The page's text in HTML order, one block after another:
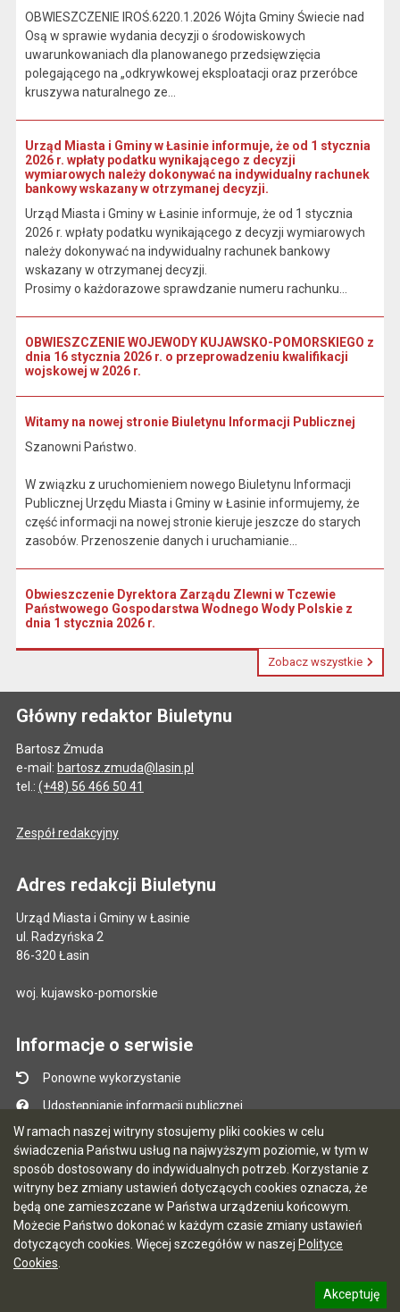
W ramach naszej witryny stosujemy pliki cookies w celu
świadczenia Państwu usług na najwyższym poziomie, w tym w
sposób dostosowany do indywidualnych potrzeb. Korzystanie z
witryny bez zmiany ustawień dotyczących cookies oznacza, że
będą one zamieszczane w Państwa urządzeniu końcowym.
Możecie Państwo dokonać w każdym czasie zmiany ustawień
dotyczących cookies. Więcej szczegółów w naszej Polityce
Cookies
Akceptuję
OBWIESZCZENIE IROŚ.6220.1.2026 Wójta Gminy Świecie nad
Osą w sprawie wydania decyzji o środowiskowych
uwarunkowaniach dla planowanego przedsięwzięcia
polegającego na „odkrywkowej eksploatacji oraz przeróbce
kruszywa naturalnego ze...
Urząd Miasta i Gminy w Łasinie informuje, że od 1 stycznia
2026 r. wpłaty podatku wynikającego z decyzji
wymiarowych należy dokonywać na indywidualny rachunek
bankowy wskazany w otrzymanej decyzji.
Urząd Miasta i Gminy w Łasinie informuje, że od 1 stycznia
2026 r. wpłaty podatku wynikającego z decyzji wymiarowych
należy dokonywać na indywidualny rachunek bankowy
wskazany w otrzymanej decyzji.
Prosimy o każdorazowe sprawdzanie numeru rachunku...
OBWIESZCZENIE WOJEWODY KUJAWSKO-POMORSKIEGO z
dnia 16 stycznia 2026 r. o przeprowadzeniu kwalifikacji
wojskowej w 2026 r.
Witamy na nowej stronie Biuletynu Informacji Publicznej
Szanowni Państwo.
W związku z uruchomieniem nowego Biuletynu Informacji
Publicznej Urzędu Miasta i Gminy w Łasinie informujemy, że
część informacji na nowej stronie kieruje jeszcze do starych
zasobów. Przenoszenie danych i uruchamianie...
Obwieszczenie Dyrektora Zarządu Zlewni w Tczewie
Państwowego Gospodarstwa Wodnego Wody Polskie z
dnia 1 stycznia 2026 r.
Zobacz wszystkie
Główny redaktor Biuletynu
Bartosz Żmuda
e-mail: bartosz.zmuda@lasin.pl
tel.: (+48) 56 466 50 41
Zespół redakcyjny
Adres redakcji Biuletynu
Urząd Miasta i Gminy w Łasinie
ul. Radzyńska 2
86-320 Łasin
woj. kujawsko-pomorskie
Informacje o serwisie
Ponowne wykorzystanie
Udostępnianie informacji publicznej
Mapa serwisu
Instrukcja obsługi
Statystyki oglądalności
Ostatnia aktualizacja BIP: 03.08.2026 13:09
CMS i hosting: Logonet Sp. z o.o. w Bydgoszczy